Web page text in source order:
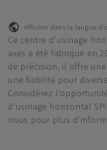
Afficher dans la langue
Ce centre d'usinage
axes a été fabriqué en
de précision, il offre
une fiabilité pour
Considérez
d'usinage horizontal
nous pour plus